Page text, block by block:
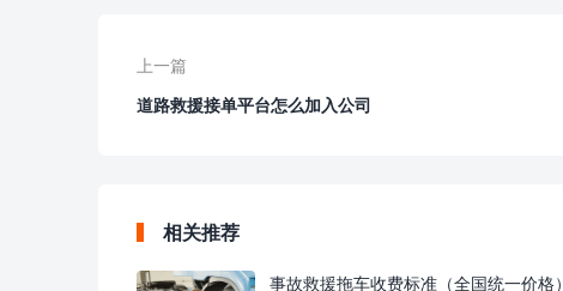
上一篇
道路救援接单平台怎么加入公司
相关推荐
事故救援拖车收费标准（全国统一价格）